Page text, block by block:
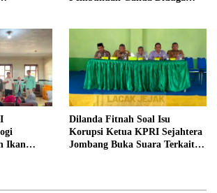
Ikan
Dilanda Fitnah Soal Isu
Korupsi Ketua KPRI Sejahtera
Jombang Buka Suara Terkait